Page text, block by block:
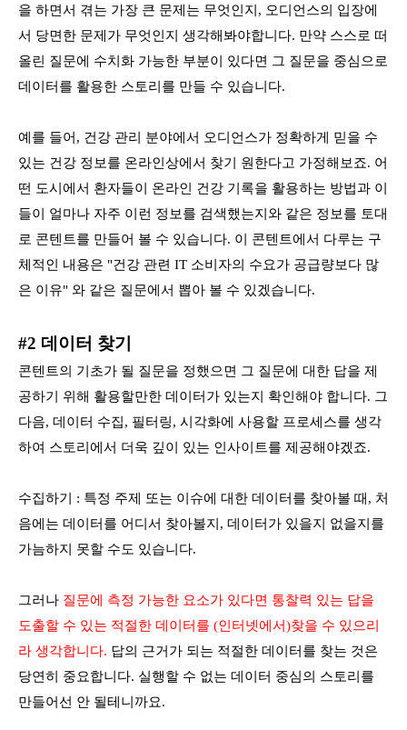
을 하면서 겪는 가장 큰 문제는 무엇인지, 오디언스의 입장에
서 당면한 문제가 무엇인지 생각해봐야합니다. 만약 스스로 떠
올린 질문에 수치화 가능한 부분이 있다면 그 질문을 중심으로
데이터를 활용한 스토리를 만들 수 있습니다.
예를 들어, 건강 관리 분야에서 오디언스가 정확하게 믿을 수
있는 건강 정보를 온라인상에서 찾기 원한다고 가정해보죠. 어
떤 도시에서 환자들이 온라인 건강 기록을 활용하는 방법과 이
들이 얼마나 자주 이런 정보를 검색했는지와 같은 정보를 토대
로 콘텐트를 만들어 볼 수 있습니다. 이 콘텐트에서 다루는 구
체적인 내용은 "건강 관련 IT 소비자의 수요가 공급량보다 많
은 이유" 와 같은 질문에서 뽑아 볼 수 있겠습니다.
#2 데이터 찾기
콘텐트의 기초가 될 질문을 정했으면 그 질문에 대한 답을 제
공하기 위해 활용할만한 데이터가 있는지 확인해야 합니다. 그
다음, 데이터 수집, 필터링, 시각화에 사용할 프로세스를 생각
하여 스토리에서 더욱 깊이 있는 인사이트를 제공해야겠죠.
수집하기 : 특정 주제 또는 이슈에 대한 데이터를 찾아볼 때, 처
음에는 데이터를 어디서 찾아볼지, 데이터가 있을지 없을지를
가늠하지 못할 수도 있습니다.
그러나 질문에 측정 가능한 요소가 있다면 통찰력 있는 답을
도출할 수 있는 적절한 데이터를 (인터넷에서)찾을 수 있으리
라 생각합니다. 답의 근거가 되는 적절한 데이터를 찾는 것은
당연히 중요합니다. 실행할 수 없는 데이터 중심의 스토리를
만들어선 안 될테니까요.